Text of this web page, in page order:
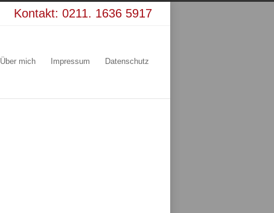
Kontakt: 0211. 1636 5917
Über mich Impressum Datenschutz